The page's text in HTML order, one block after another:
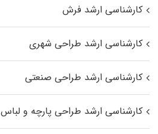
کارشناسی ارشد فرش
کارشناسی ارشد طراحی شهری
کارشناسی ارشد طراحی صنعتی
کارشناسی ارشد طراحی پارچه و لباس